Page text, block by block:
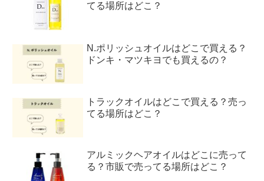
てる場所はどこ？
N.ポリッシュオイルはどこで買える？
ドンキ・マツキヨでも買えるの？
トラックオイルはどこで買える？売っ
てる場所はどこ？
アルミックヘアオイルはどこに売って
る？市販で売ってる場所はどこ？